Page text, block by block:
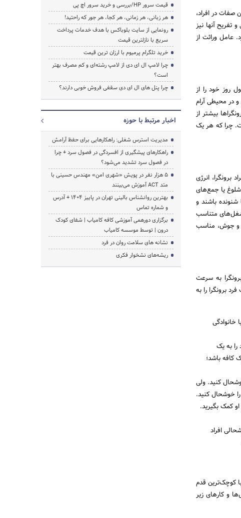
صفات در افراد،
تفریح آنها نیز
عامل وراثت از
روز خود را از
در محیطی آرام
بیشتر از
چرا که هر یک
برونگرا، انرژی
یا جمع‌های
باشند و
شغل‌های متناسب
و جوش، مناسب
به سرعت
برونگرا را به
خانوادگی
به یک
کافه باشد؛
کنید. ولی
خوشحال کنید.
کمک بگیرید.
افراد
کوچک‌ترین قدم
و کارهای زیر
قیمت سرور HP/بررسی و خرید سرور اچ پی
هر زبانی، هر زمانی، هر کجا، هر جور که راحتید!
رونمایی از سایت بلوباکس با هدف خدمات پرداخت
سریع با نازلترین قیمت
خرید تلگرام پرمیوم با ارزان ترین قیمت
چرا لامپ ال ای دی از لامپ رشته‌ای و کم مصرف بهتر
است؟
چرا پنل های ال ای دی سقفی فروش خوبی دارند؟
اخبار مرتبط با حوزه
مدیریت استرس شغلی: راهکارهایی برای حفظ آرامش
راهکارهای پیشگیری از افسردگی در فصول سرد + چرا
در فصول سرد تشدید می‌شود؟
۵ هزار نفر در پویش «شهری امن» مهندس حسینی با
متد ACT آموزش می‌بینند
بهترین روانشناس بالینی تهران در پاییز 1404 + آدرس
و شماره تماس
برگزاری دورهمی آموزشی کافه کامیاب | شفای کودک
درون | توسط موسسه کامیاب
نشانه های سلامت روان در فرد
ریشه‌های نشخوار فکری